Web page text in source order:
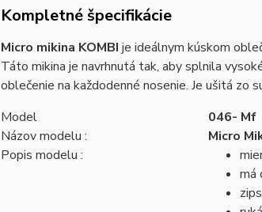
Kompletné špecifikácie
Micro mikina KOMBI je ideálnym kúskom
Táto mikina je navrhnutá tak, aby splnila
oblečenie na každodenné nosenie. Je ušitá zo
Model
046- Mf
Názov modelu :
Micro
Popis modelu :
má